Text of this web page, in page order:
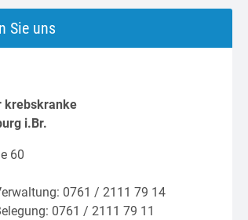
Sie uns
krebskranke
i.Br.
60
0761 / 2111 79 14
0761 / 2111 79 11